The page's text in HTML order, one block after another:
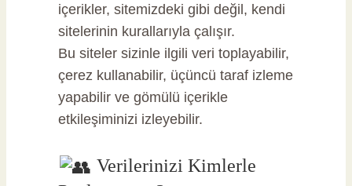
içerikler, sitemizdeki gibi değil, kendi
sitelerinin kurallarıyla çalışır.
Bu siteler sizinle ilgili veri toplayabilir,
çerez kullanabilir, üçüncü taraf izleme
yapabilir ve gömülü içerikle
etkileşiminizi izleyebilir.
Verilerinizi Kimlerle